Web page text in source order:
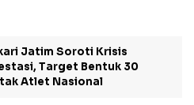
Jatim Soroti Krisis
Target Bentuk 30
Atlet Nasional